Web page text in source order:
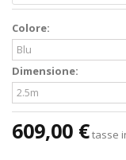
Colore:
Dimensione:
609,00 €tasse